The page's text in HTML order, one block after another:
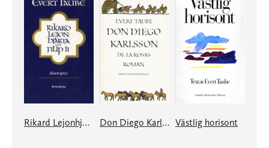
Rikard Lejonhjärta och Filip II Don Diego Karlsson de la Rosas roman Västlig horisont